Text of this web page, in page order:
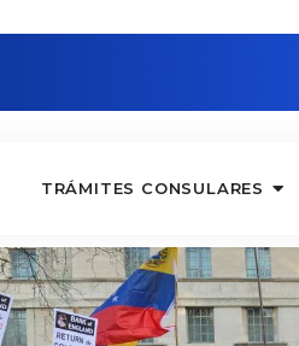
TRÁMITES CONSULARES